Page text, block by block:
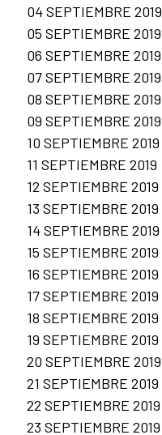
04 SEPTIEMBRE 2019
05 SEPTIEMBRE 2019
06 SEPTIEMBRE 2019
07 SEPTIEMBRE 2019
08 SEPTIEMBRE 2019
09 SEPTIEMBRE 2019
10 SEPTIEMBRE 2019
11 SEPTIEMBRE 2019
12 SEPTIEMBRE 2019
13 SEPTIEMBRE 2019
14 SEPTIEMBRE 2019
15 SEPTIEMBRE 2019
16 SEPTIEMBRE 2019
17 SEPTIEMBRE 2019
18 SEPTIEMBRE 2019
19 SEPTIEMBRE 2019
20 SEPTIEMBRE 2019
21 SEPTIEMBRE 2019
22 SEPTIEMBRE 2019
23 SEPTIEMBRE 2019